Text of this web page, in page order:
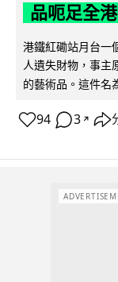
品呃足全
港鐵紅磡站月台一
人遺失財物，事主
的藝術品。這件名
94 3 ↗